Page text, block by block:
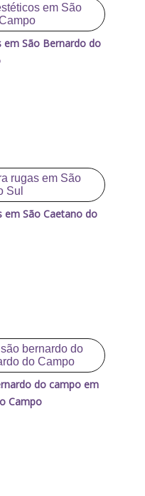
São Bernardo do
São Caetano do
do campo em
Campo